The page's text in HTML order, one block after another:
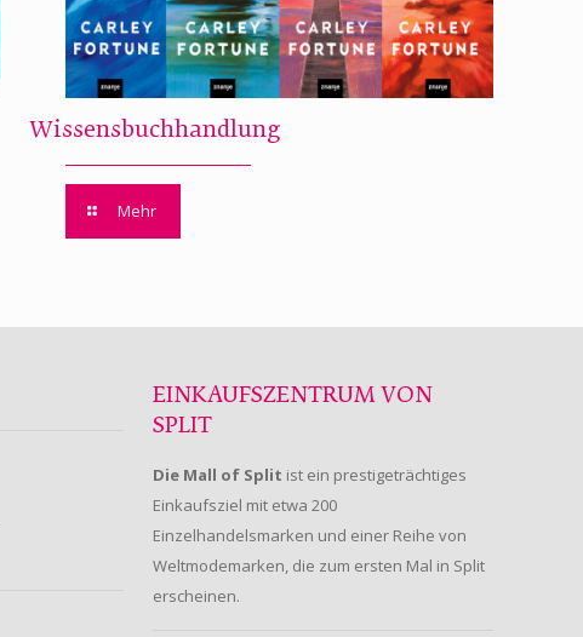
Wissensbuchhandlung
Mehr
EINKAUFSZENTRUM VON
SPLIT
Die Mall of Split ist ein prestigeträchtiges
Einkaufsziel mit etwa 200
Einzelhandelsmarken und einer Reihe von
Weltmodemarken, die zum ersten Mal in Split
erscheinen.